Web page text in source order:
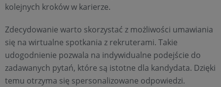
kolejnych kroków w karierze.
Zdecydowanie warto skorzystać z możliwości umawiania
się na wirtualne spotkania z rekruterami. Takie
udogodnienie pozwala na indywidualne podejście do
zadawanych pytań, które są istotne dla kandydata. Dzięki
temu otrzyma się spersonalizowane odpowiedzi.